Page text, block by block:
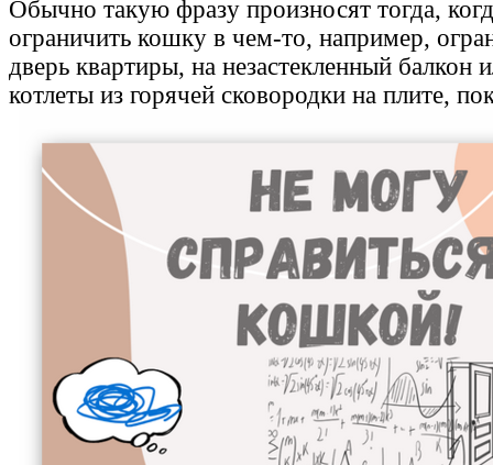
Обычно такую фразу произносят тогда,
ограничить кошку в чем-то, например,
дверь квартиры, на незастекленный балкон
котлеты из горячей сковородки на плите,